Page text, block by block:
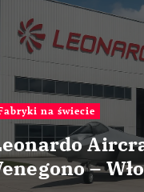
Przemysł